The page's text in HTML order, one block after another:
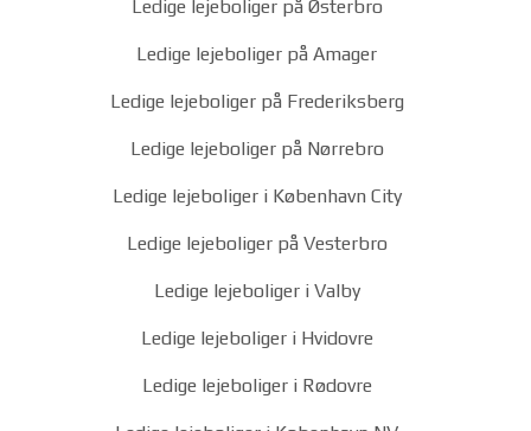
Ledige lejeboliger på Østerbro
Ledige lejeboliger på Amager
Ledige lejeboliger på Frederiksberg
Ledige lejeboliger på Nørrebro
Ledige lejeboliger i København City
Ledige lejeboliger på Vesterbro
Ledige lejeboliger i Valby
Ledige lejeboliger i Hvidovre
Ledige lejeboliger i Rødovre